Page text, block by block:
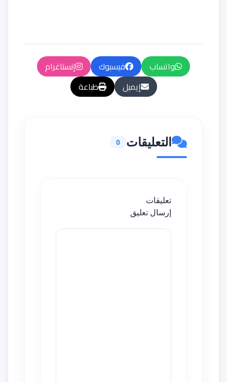
واتساب فيسبوك
إنستاغرام
إيميل
طباعة
التعليقات 0
تعليقات
إرسال تعليق